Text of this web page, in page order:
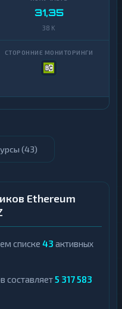
31,35
38 K
(43)
Ethereum
списке 43 активных
составляет5 317 583